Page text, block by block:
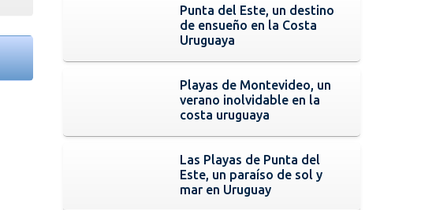
Punta del Este, un destino
de ensueño en la Costa
Uruguaya
Playas de Montevideo, un
verano inolvidable en la
costa uruguaya
Las Playas de Punta del
Este, un paraíso de sol y
mar en Uruguay